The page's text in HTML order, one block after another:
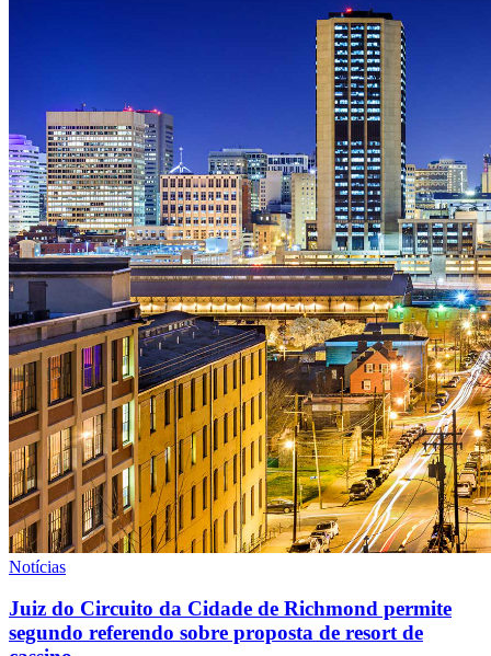
Notícias
Juiz do Circuito da Cidade de Richmond permite
segundo referendo sobre proposta de resort de